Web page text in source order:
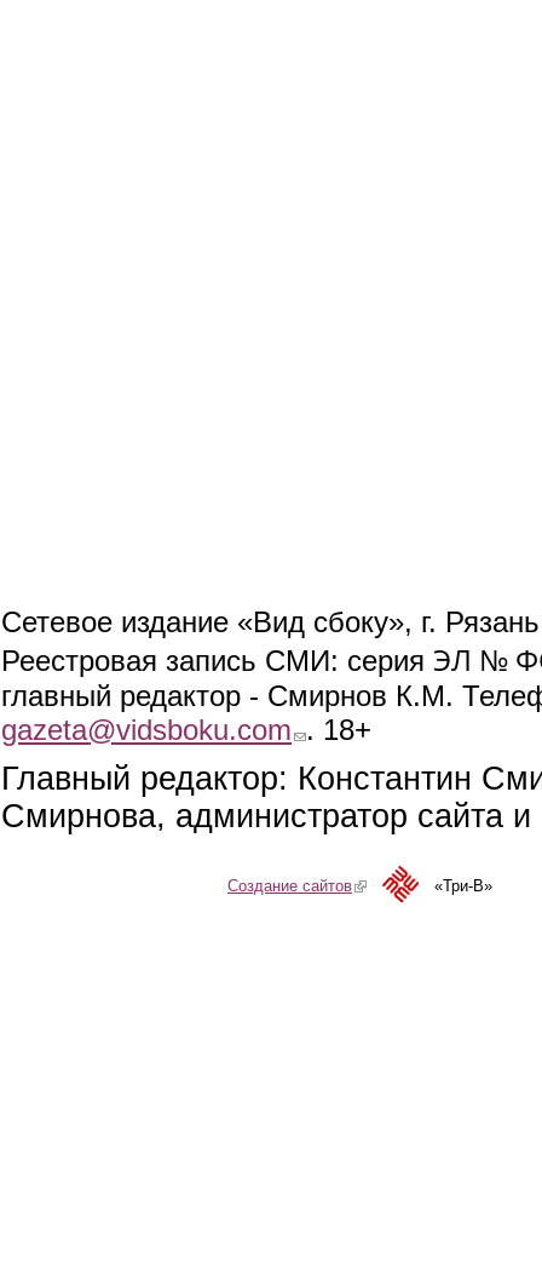
Сетевое издание «Вид сбоку», г.
Реестровая запись СМИ: серия ЭЛ №
главный редактор - Смирнов К.М.
gazeta@vidsboku.com (link sends e-mail)
. 18+
Главный редактор: Константин
Смирнова, администратор сайта
Создание сайтов(link is external)«Три-В»